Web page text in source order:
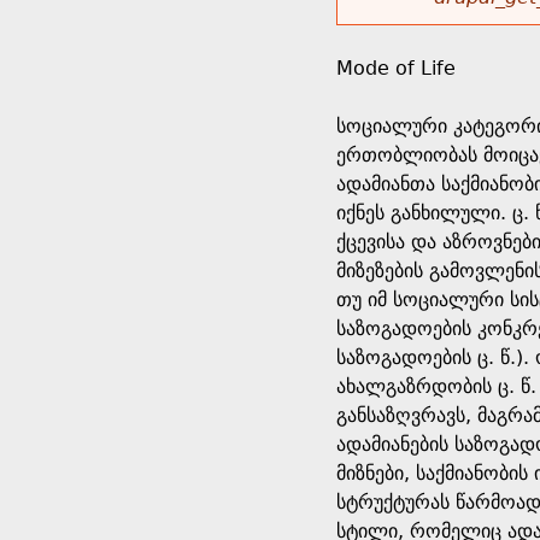
r
s
e
h
e
r
e
o
r
m
e
s
s
a
g
e
Mode of Life
სოციალური
ერთობლიობას
ადამიანთა
იქნეს განხილული.
ქცევისა და
მიზეზების
თუ იმ სოციალური
საზოგადოების
საზოგადოების ც.
ახალგაზრდობის ც. წ.
განსაზღვრავს,
ადამიანების
მიზნები,
სტრუქტურას
სტილი, რომელიც